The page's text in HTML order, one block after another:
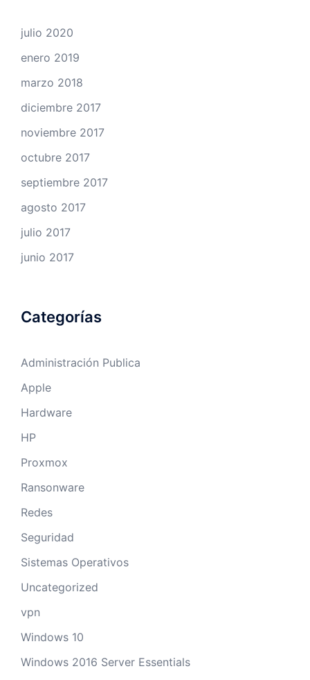
julio 2020
enero 2019
marzo 2018
diciembre 2017
noviembre 2017
octubre 2017
septiembre 2017
agosto 2017
julio 2017
junio 2017
Categorías
Administración Publica
Apple
Hardware
HP
Proxmox
Ransonware
Redes
Seguridad
Sistemas Operativos
Uncategorized
vpn
Windows 10
Windows 2016 Server Essentials